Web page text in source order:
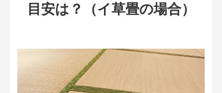
目安は？（イ草畳の場合）